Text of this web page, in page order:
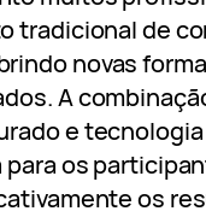
tradicional de
novas
A
e
para os
os